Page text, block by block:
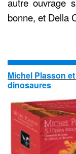
autre ouvrage
bonne, et Della
Michel Plasson
dinosaures